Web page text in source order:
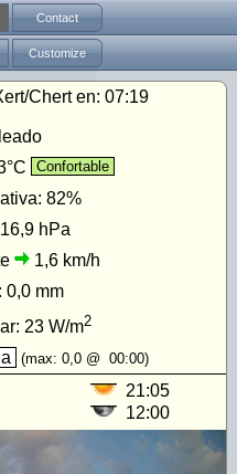
Contact
Customize
Chert en: 07:19
Confortable
82%
hPa
1,6 km/h
0,0 mm
23 W/m2
(max: 0,0@ 00:00)
21:05
12:00